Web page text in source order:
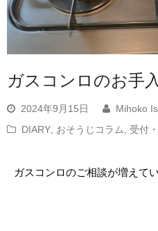
ガスコンロのお手
2024年9月15日
Mihoko
DIARY おそうじコラム 受付
ガスコンロのご相談が増えてい